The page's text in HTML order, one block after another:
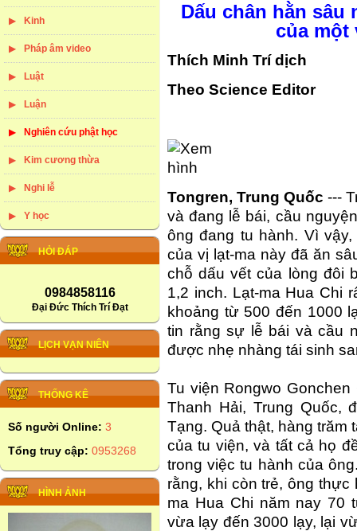
Kinh
Pháp âm video
Luật
Luận
Nghiên cứu phật học
Kim cương thừa
Nghi lễ
Y học
HỎI ĐÁP
0984858116
Đại Đức Thích Trí Đạt
LỊCH VẠN NIÊN
THỐNG KÊ
Số người Online: 3
Tổng truy cập: 0953268
HÌNH ẢNH
Dấu chân hằn sâu
của một
Thích Minh Trí dịch
Theo Science Editor
Tongren, Trung Quốc---
và đang lễ bái, cầu
ông đang tu hành. Vì
của vị lạt-ma này đã ăn
chỗ dấu vết của lòng đôi
1,2 inch. Lạt-ma Hua Chi
khoảng từ 500 đến 1000
tin rằng sự lễ bái và cầu
được nhẹ nhàng tái sinh
Tu viện Rongwo
Thanh Hải, Trung Quốc,
Tạng. Quả thật, hàng trăm
của tu viện, và tất cả họ
trong việc tu hành của
rằng, khi còn trẻ, ông
ma Hua Chi năm nay 70
vừa lạy đến 3000 lạy, lại